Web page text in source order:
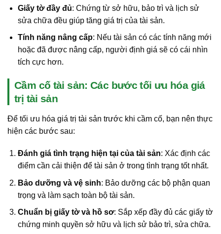
Giấy tờ đầy đủ: Chứng từ sở hữu, bảo trì và lịch sử
sửa chữa đều giúp tăng giá trị của tài sản.
Tính năng nâng cấp: Nếu tài sản có các tính năng mới
hoặc đã được nâng cấp, người định giá sẽ có cái nhìn
tích cực hơn.
Cầm cố tài sản: Các bước tối ưu hóa giá
trị tài sản
Để tối ưu hóa giá trị tài sản trước khi cầm cố, bạn nên thực
hiện các bước sau:
Đánh giá tình trạng hiện tại của tài sản: Xác định các
điểm cần cải thiện để tài sản ở trong tình trạng tốt nhất.
Bảo dưỡng và vệ sinh: Bảo dưỡng các bộ phận quan
trọng và làm sạch toàn bộ tài sản.
Chuẩn bị giấy tờ và hồ sơ: Sắp xếp đầy đủ các giấy tờ
chứng minh quyền sở hữu và lịch sử bảo trì, sửa chữa.